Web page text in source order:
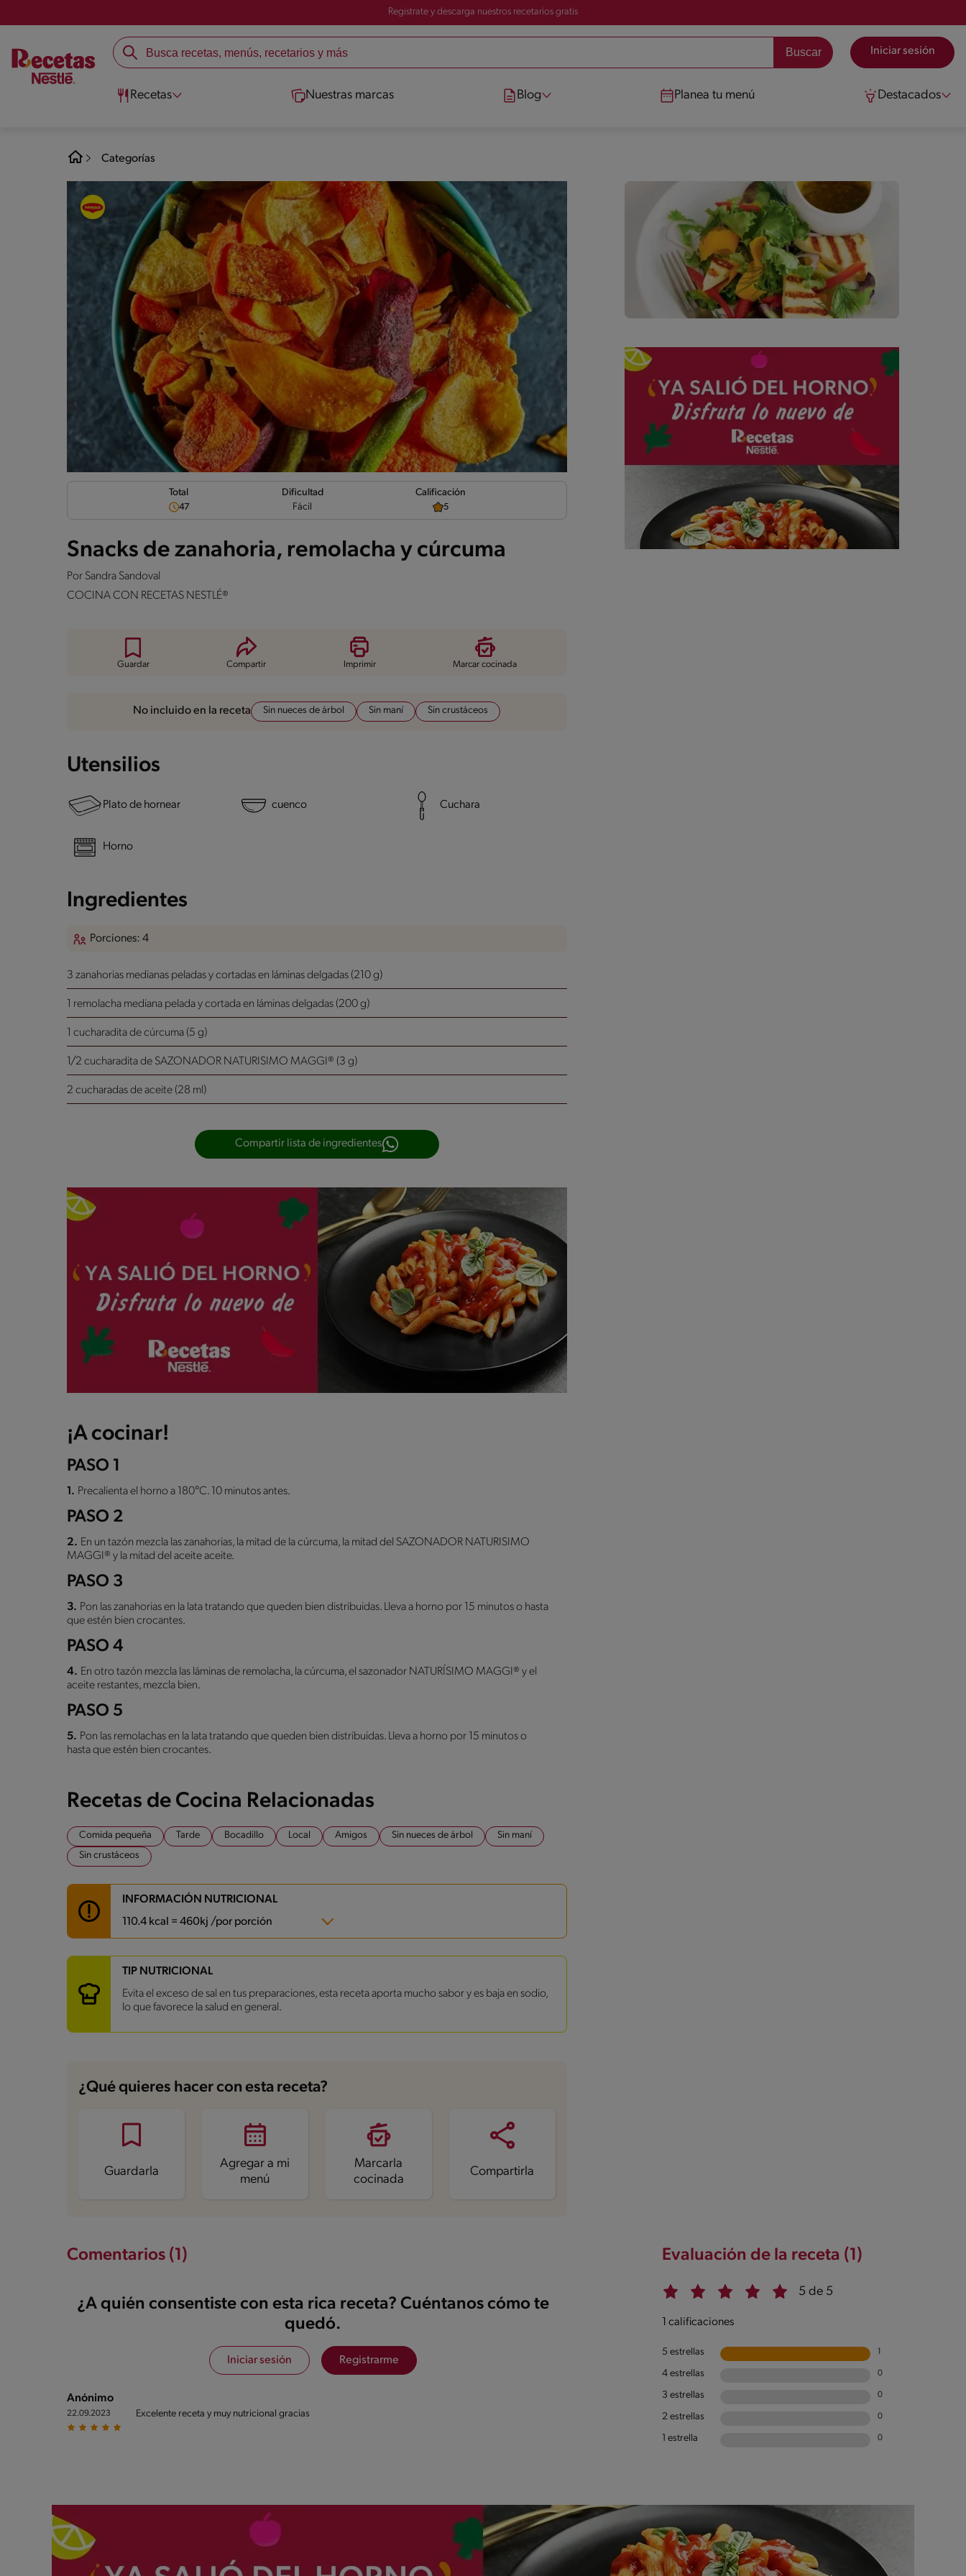
Registrate y descarga nuestros recetarios gratis
Iniciar sesión
Recetas Nuestras marcas Blog Planea tu menú Destacados
Categorías
Total
47
Dificultad
Fácil
Calificación
5
Snacks de zanahoria, remolacha y cúrcuma
Por Sandra Sandoval
COCINA CON RECETAS NESTLÉ®
Guardar Compartir Imprimir Marcar cocinada
No incluido en la receta Sin nueces de árbol Sin maní Sin crustáceos
Utensilios
Plato de hornear cuenco Cuchara
Horno
Ingredientes
Porciones: 4
3 zanahorias medianas peladas y cortadas en láminas delgadas (210 g)
1 remolacha mediana pelada y cortada en láminas delgadas (200 g)
1 cucharadita de cúrcuma (5 g)
1/2 cucharadita de SAZONADOR NATURISIMO MAGGI® (3 g)
2 cucharadas de aceite (28 ml)
Compartir lista de ingredientes
¡A cocinar!
PASO 1
1. Precalienta el horno a 180°C. 10 minutos antes.
PASO 2
2. En un tazón mezcla las zanahorias, la mitad de la cúrcuma, la mitad del SAZONADOR NATURISIMO
MAGGI® y la mitad del aceite aceite.
PASO 3
3. Pon las zanahorias en la lata tratando que queden bien distribuidas. Lleva a horno por 15 minutos o hasta
que estén bien crocantes.
PASO 4
4. En otro tazón mezcla las láminas de remolacha, la cúrcuma, el sazonador NATURÍSIMO MAGGI® y el
aceite restantes, mezcla bien.
PASO 5
5. Pon las remolachas en la lata tratando que queden bien distribuidas. Lleva a horno por 15 minutos o
hasta que estén bien crocantes.
Recetas de Cocina Relacionadas
Comida pequeña Tarde Bocadillo Local Amigos Sin nueces de árbol
Sin maní
Sin crustáceos
INFORMACIÓN NUTRICIONAL
110.4 kcal = 460kj /por porción
Carbohidratos 11 g
Grasas 7.3 g
Fibra 3.2 g
TIP NUTRICIONAL
Evita el exceso de sal en tus preparaciones, esta receta aporta mucho sabor y es baja en sodio,
lo que favorece la salud en general.
¿Qué quieres hacer con esta receta?
Guardarla
Agregar a mi
menú
Marcarla
cocinada
Compartirla
Evaluación de la receta (1)
5 de 5
1 calificaciones
5 estrellas 1
4 estrellas 0
3 estrellas 0
2 estrellas 0
1 estrella 0
Comentarios (1)
¿A quién consentiste con esta rica receta? Cuéntanos cómo te
quedó.
Iniciar sesión Registrarme
Anónimo
22.09.2023 Excelente receta y muy nutricional gracias